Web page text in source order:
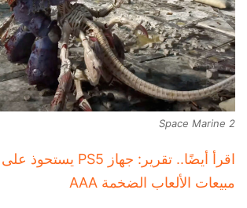
Space Marine 2
مبيعات الألعاب الضخمة AAA